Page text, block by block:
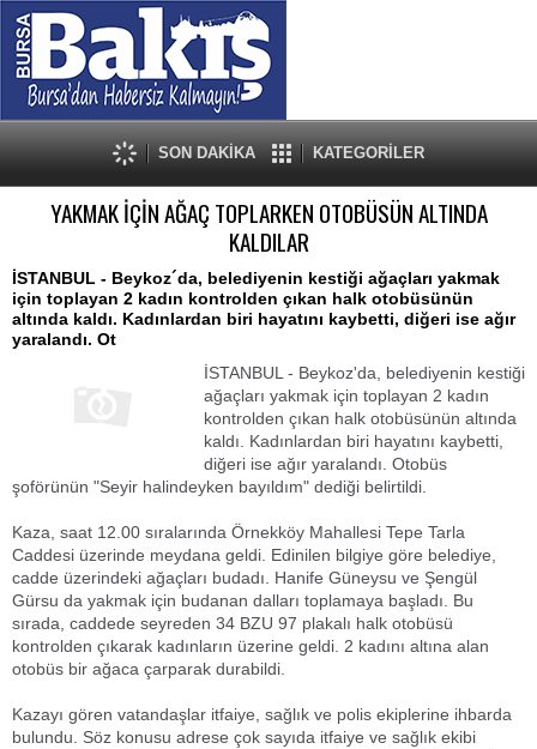
SON DAKİKA KATEGORİLER
YAKMAK İÇİN AĞAÇ TOPLARKEN OTOBÜSÜN ALTINDA
KALDILAR
İSTANBUL - Beykoz´da, belediyenin kestiği ağaçları yakmak
için toplayan 2 kadın kontrolden çıkan halk otobüsünün
altında kaldı. Kadınlardan biri hayatını kaybetti, diğeri ise ağır
yaralandı. Ot
İSTANBUL - Beykoz'da, belediyenin kestiği
ağaçları yakmak için toplayan 2 kadın
kontrolden çıkan halk otobüsünün altında
kaldı. Kadınlardan biri hayatını kaybetti,
diğeri ise ağır yaralandı. Otobüs
şoförünün "Seyir halindeyken bayıldım" dediği belirtildi.
Kaza, saat 12.00 sıralarında Örnekköy Mahallesi Tepe Tarla
Caddesi üzerinde meydana geldi. Edinilen bilgiye göre belediye,
cadde üzerindeki ağaçları budadı. Hanife Güneysu ve Şengül
Gürsu da yakmak için budanan dalları toplamaya başladı. Bu
sırada, caddede seyreden 34 BZU 97 plakalı halk otobüsü
kontrolden çıkarak kadınların üzerine geldi. 2 kadını altına alan
otobüs bir ağaca çarparak durabildi.
Kazayı gören vatandaşlar itfaiye, sağlık ve polis ekiplerine ihbarda
bulundu. Söz konusu adrese çok sayıda itfaiye ve sağlık ekibi